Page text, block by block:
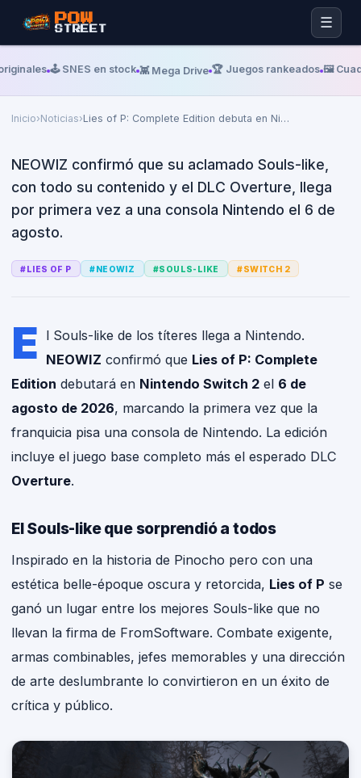
POW
STREET ☰
🕹️ SNES en stock 👾 Mega Drive 🏆 Juegos rankeados 🖼️
Inicio›Noticias›Lies of P: Complete Edition debuta en Ni…
NINTENDO LIFE
Lies of P: Complete Edition
debuta en Nintendo Switch 2 el
6 de agosto
NEOWIZ confirmó que su aclamado Souls-like,
con todo su contenido y el DLC Overture, llega
por primera vez a una consola Nintendo el 6 de
agosto.
#LIES OF P #NEOWIZ #SOULS-LIKE #SWITCH 2
E l Souls-like de los títeres llega a Nintendo.
NEOWIZ confirmó que Lies of P: Complete
Edition debutará en Nintendo Switch 2 el 6 de
agosto de 2026, marcando la primera vez que la
franquicia pisa una consola de Nintendo. La edición
incluye el juego base completo más el esperado DLC
Overture.
El Souls-like que sorprendió a todos
Inspirado en la historia de Pinocho pero con una
estética belle-époque oscura y retorcida, Lies of P se
ganó un lugar entre los mejores Souls-like que no
llevan la firma de FromSoftware. Combate exigente,
armas combinables, jefes memorables y una dirección
de arte deslumbrante lo convirtieron en un éxito de
crítica y público.